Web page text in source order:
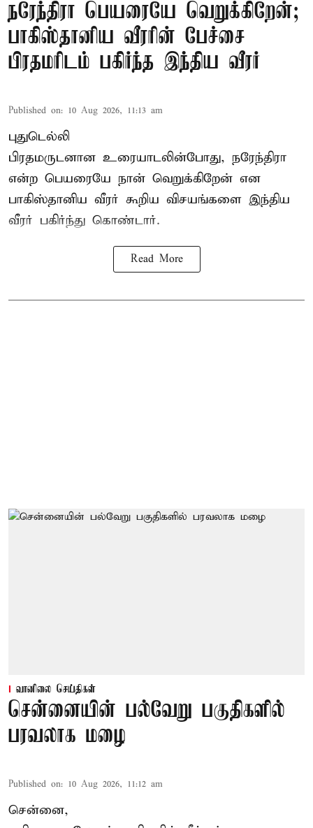
நரேந்திரா பெயரையே வெறுக்கிறேன்;
பாகிஸ்தானிய வீரரின் பேச்சை
பிரதமரிடம் பகிர்ந்த இந்திய வீரர்
Published on: 10 Aug 2026, 11:13 am
புதுடெல்லி
பிரதமருடனான உரையாடலின்போது, நரேந்திரா
என்ற பெயரையே நான் வெறுக்கிறேன் என
பாகிஸ்தானிய வீரர் கூறிய விசயங்களை இந்திய
வீரர் பகிர்ந்து கொண்டார்.
Read More
வானிலை செய்திகள்
சென்னையின் பல்வேறு பகுதிகளில்
பரவலாக மழை
Published on: 10 Aug 2026, 11:12 am
சென்னை,